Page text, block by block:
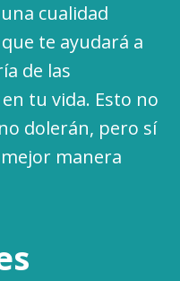
cualidad
te ayudará a
de las
tu vida. Esto no
dolerán, pero sí
manera